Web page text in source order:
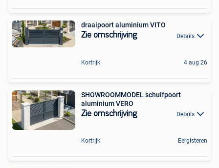
draaipoort aluminium VITO
Zie omschrijving Details
Kortrijk 4 aug 26
SHOWROOMMODEL schuifpoort
aluminium VERO
Zie omschrijving Details
Kortrijk Eergisteren